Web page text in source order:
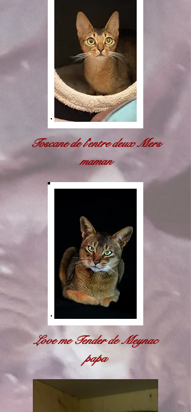
Toscane de l'entre deux Mers
maman
Love me Tender de Meynac
papa